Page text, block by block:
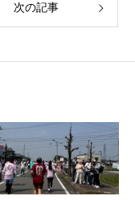
次の記事